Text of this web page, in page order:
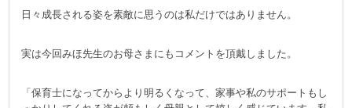
日々成長される姿を素敵に思うのは私だけではありません。
実は今回みほ先生のお母さまにもコメントを頂戴しました。
「保育士になってからより明るくなって、家事や私のサポートもし